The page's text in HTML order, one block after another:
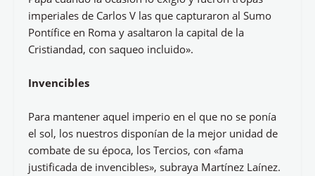
imperiales de Carlos V las que capturaron al Sumo
Pontífice en Roma y asaltaron la capital de la
Cristiandad, con saqueo incluido».
Invencibles
Para mantener aquel imperio en el que no se ponía
el sol, los nuestros disponían de la mejor unidad de
combate de su época, los Tercios, con «fama
justificada de invencibles», subraya Martínez Laínez.